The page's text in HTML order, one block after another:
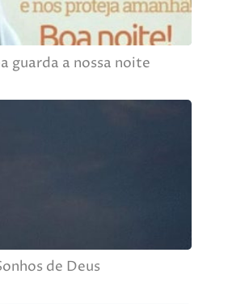
guarda a nossa noite
de Deus